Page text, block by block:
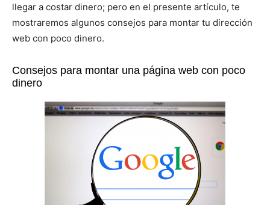
llegar a costar dinero; pero en el presente artículo, te
mostraremos algunos consejos para montar tu dirección
web con poco dinero.
Consejos para montar una página web con poco
dinero